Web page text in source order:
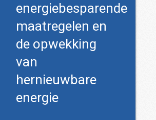
energiebesparende
maatregelen en
de opwekking
van
hernieuwbare
energie